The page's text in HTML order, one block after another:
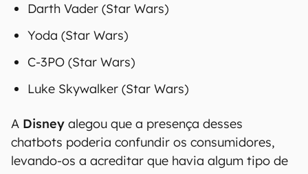
Darth Vader (Star Wars)
Yoda (Star Wars)
C-3PO (Star Wars)
Luke Skywalker (Star Wars)
A Disney alegou que a presença desses
chatbots poderia confundir os consumidores,
levando-os a acreditar que havia algum tipo de